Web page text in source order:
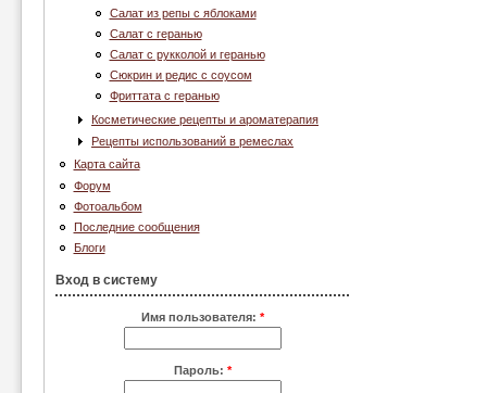
Салат из репы с яблоками
Салат с геранью
Салат с рукколой и геранью
Сюкрин и редис с соусом
Фриттата с геранью
Косметические рецепты и ароматерапия
Рецепты использований в ремеслах
Карта сайта
Форум
Фотоальбом
Последние сообщения
Блоги
Вход в систему
Имя пользователя: *
Пароль: *